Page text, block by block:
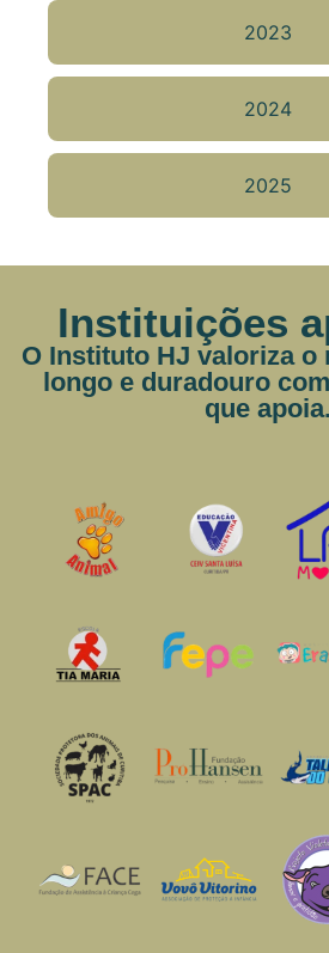
2023
2024
2025
Instituições
O Instituto HJ valoriza o
longo e duradouro
que apoia.